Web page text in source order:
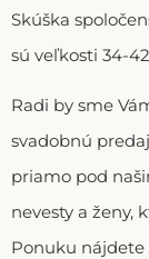
Skúška
sú veľkosti 34-
Radi by sme
svadobnú
priamo pod
nevesty a ženy,
Ponuku nájdete